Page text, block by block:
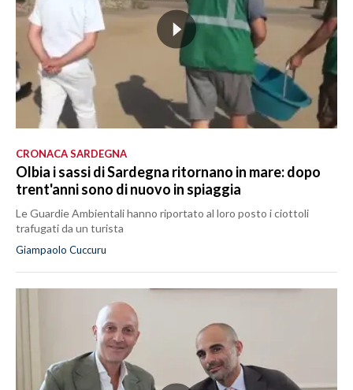
CRONACA SARDEGNA
Olbia i sassi di Sardegna ritornano in mare: dopo
trent'anni sono di nuovo in spiaggia
Le Guardie Ambientali hanno riportato al loro posto i ciottoli
trafugati da un turista
Giampaolo Cuccuru